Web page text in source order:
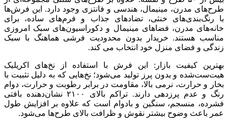
طرح‌های مدرن، مینیمال، هندسی و فانتزی وجود دارد. این فرش‌ها
با رنگ‌بندی‌های خنثی، تضادهای جذاب و فرم‌های ساده، برای
خانه‌های مدرن، فضاهای مینیمال و دکوراسیون‌های سبک امروزی
مناسب هستند. خریدار بدون محدودیت فرشی هماهنگ با سبک
زندگی و فضای منزل خود انتخاب می کند.
بهترین کیفیت بازار: این فرش با استفاده از نخ‌های اکریلیک
هیت‌ست‌شده و بدون پرز تولید می‌شود؛ نخ‌هایی که به دلیل تثبیت با
بخار و حرارت، نرمی بالا، مقاومت در برابر رطوبت و حرارت، دوام
رنگ و عدم پرزدهی دارند. تراکم بالای ۲۱۰۰ نشان‌دهنده بافتی
فشرده، منسجم، سنگین و بادوام است که علاوه بر افزایش طول
عمر باعث وضوح بیشتر نقوش و ظرافت بالای طرح‌ها می‌شود.